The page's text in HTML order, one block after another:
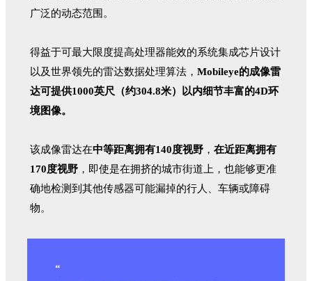
广泛的动态范围。
得益于可最大限度提高处理器能效的系统集成芯片设计
以及世界领先的雷达数据处理算法， Mobileye的成像雷
达可提供1000英尺（约304.8米）以内细节丰富的4D环
境图像。
该成像雷达在中等距离拥有140度视野 ， 在近距离拥有
170度视野 ，即使是在拥挤的城市街道上，也能够更准
确地检测到其他传感器可能漏掉的行人、车辆或障碍
物。
“